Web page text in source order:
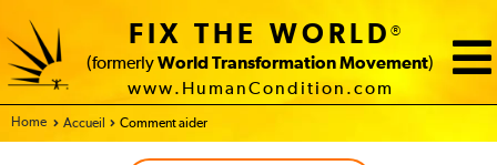
FIX THE WORLD®
(formerly World Transformation Movement)
www.HumanCondition.com
Home Accueil Comment aider